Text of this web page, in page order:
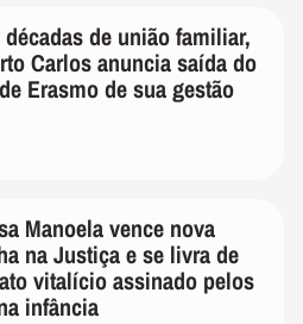
de união familiar,
Carlos anuncia saída do
Erasmo de sua gestão
Manoela vence nova
na Justiça e se livra de
vitalício assinado pelos
infância